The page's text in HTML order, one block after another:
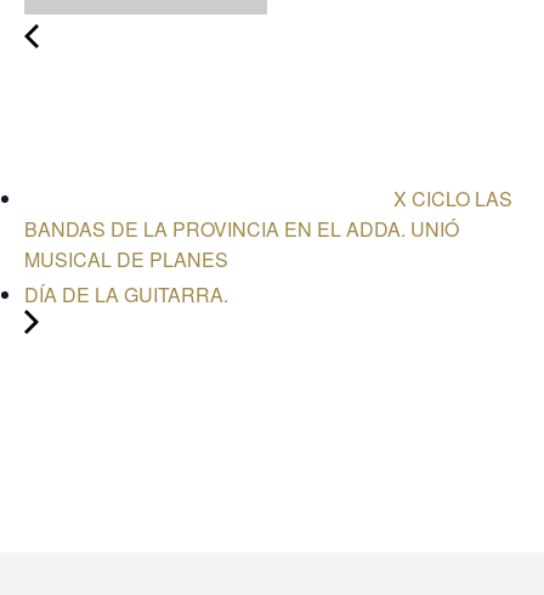
X CICLO LAS
BANDAS DE LA PROVINCIA EN EL ADDA. UNIÓ
MUSICAL DE PLANES
DÍA DE LA GUITARRA.